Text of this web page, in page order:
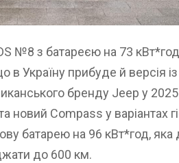
№8 з батареєю на 73
Україну прибуде й версія
бренду Jeep у 2025
новий Compass у варіантах
батарею на 96 кВт*год, яка
до 600 км.